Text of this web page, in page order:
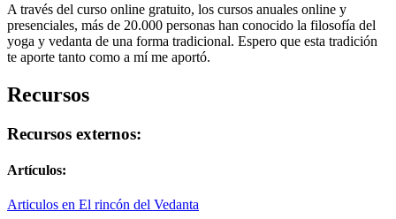
A través del curso online gratuito, los cursos anuales online y
presenciales, más de 20.000 personas han conocido la filosofía del
yoga y vedanta de una forma tradicional. Espero que esta tradición
te aporte tanto como a mí me aportó.
Recursos
Recursos externos:
Artículos:
Articulos en El rincón del Vedanta